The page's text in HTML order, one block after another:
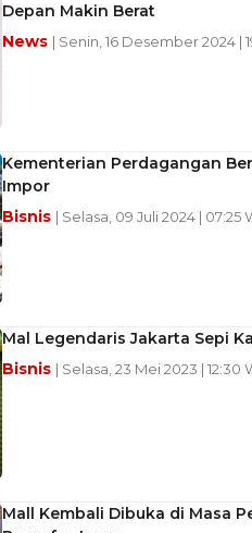
Depan Makin Berat
News | Senin, 16 Desember 2024 |
Kementerian Perdagangan
Impor
Bisnis | Selasa, 09 Juli 2024 | 07:25
Mal Legendaris Jakarta Sepi
Bisnis | Selasa, 23 Mei 2023 | 12:30
Mall Kembali Dibuka di Masa